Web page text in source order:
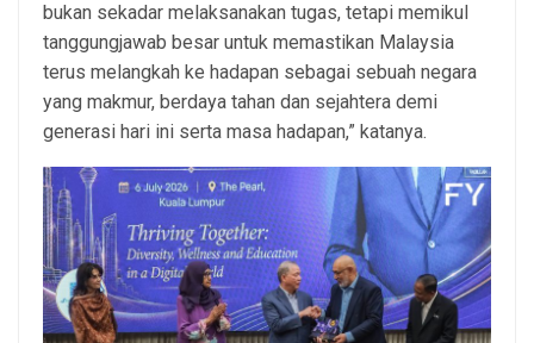
bukan sekadar melaksanakan tugas, tetapi memikul
tanggungjawab besar untuk memastikan Malaysia
terus melangkah ke hadapan sebagai sebuah negara
yang makmur, berdaya tahan dan sejahtera demi
generasi hari ini serta masa hadapan,” katanya.